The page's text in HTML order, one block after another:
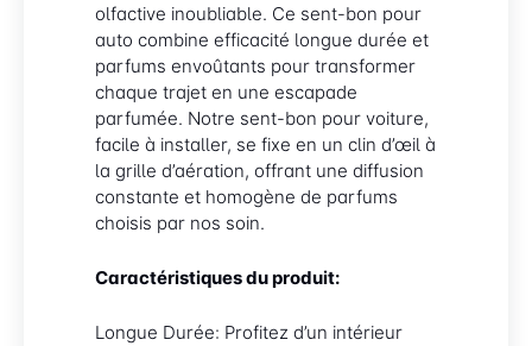
olfactive inoubliable. Ce sent-bon pour
auto combine efficacité longue durée et
parfums envoûtants pour transformer
chaque trajet en une escapade
parfumée. Notre sent-bon pour voiture,
facile à installer, se fixe en un clin d’œil à
la grille d’aération, offrant une diffusion
constante et homogène de parfums
choisis par nos soin.
Caractéristiques du produit:
Longue Durée: Profitez d’un intérieur